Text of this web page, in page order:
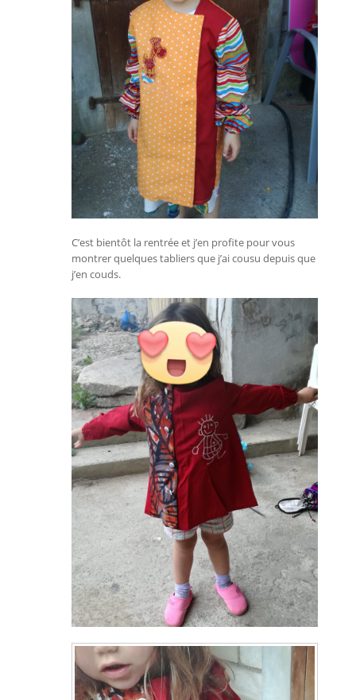
C’est bientôt la rentrée et j’en profite pour vous
montrer quelques tabliers que j’ai cousu depuis que
j’en couds.